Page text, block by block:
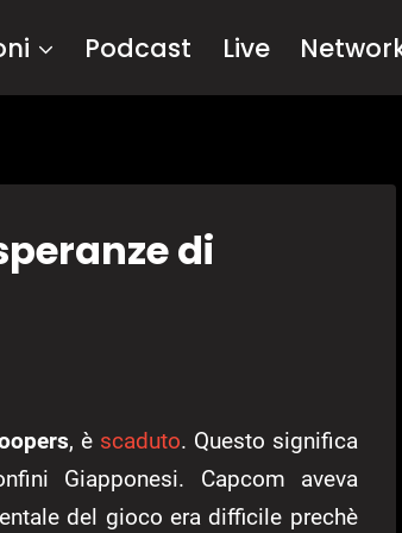
Podcast Live
di
, è scaduto. Questo significa
Giapponesi. Capcom aveva
del gioco era difficile prechè